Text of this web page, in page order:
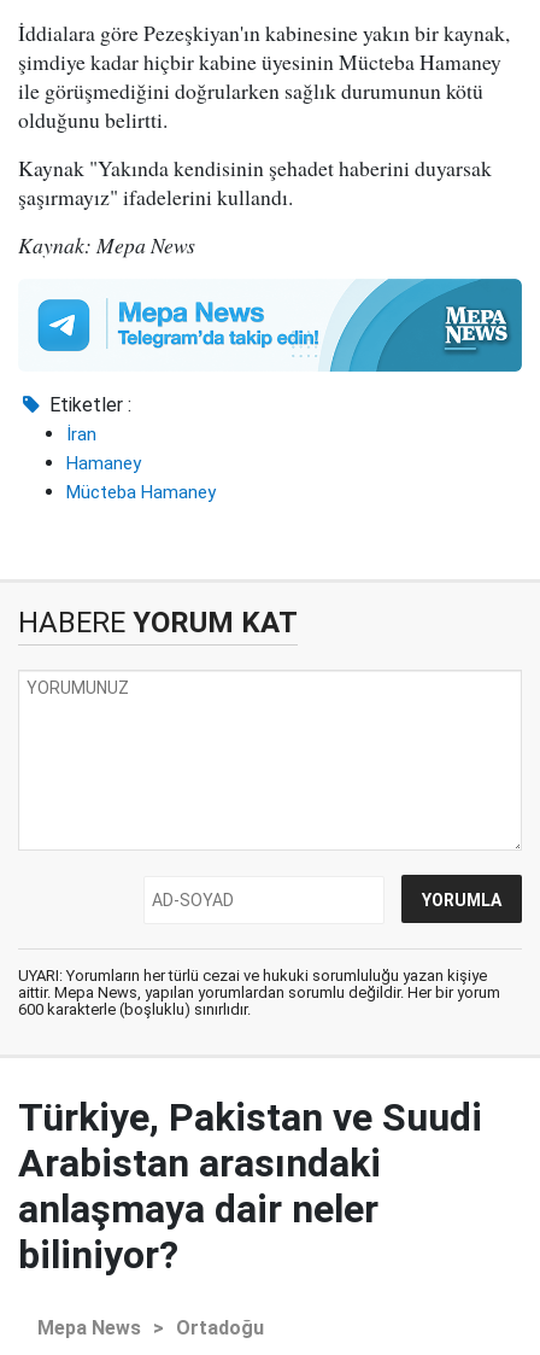
İddialara göre Pezeşkiyan'ın kabinesine yakın bir kaynak,
şimdiye kadar hiçbir kabine üyesinin Mücteba Hamaney
ile görüşmediğini doğrularken sağlık durumunun kötü
olduğunu belirtti.
Kaynak "Yakında kendisinin şehadet haberini duyarsak
şaşırmayız" ifadelerini kullandı.
Kaynak: Mepa News
Etiketler :
İran
Hamaney
Mücteba Hamaney
HABERE YORUM KAT
UYARI: Yorumların her türlü cezai ve hukuki sorumluluğu yazan kişiye
aittir. Mepa News, yapılan yorumlardan sorumlu değildir. Her bir yorum
600 karakterle (boşluklu) sınırlıdır.
Türkiye, Pakistan ve Suudi
Arabistan arasındaki
anlaşmaya dair neler
biliniyor?
Mepa News > Ortadoğu